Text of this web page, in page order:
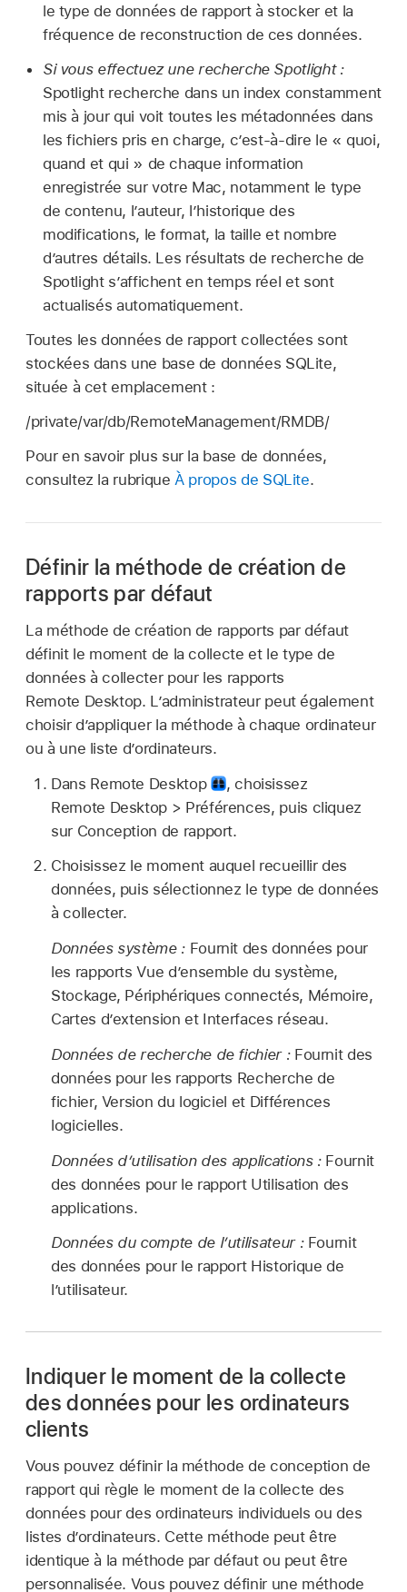
le type de données de rapport à stocker et la
fréquence de reconstruction de ces données.
Si vous effectuez une recherche Spotlight :
Spotlight recherche dans un index constamment
mis à jour qui voit toutes les métadonnées dans
les fichiers pris en charge, c’est-à-dire le « quoi,
quand et qui » de chaque information
enregistrée sur votre Mac, notamment le type
de contenu, l’auteur, l’historique des
modifications, le format, la taille et nombre
d’autres détails. Les résultats de recherche de
Spotlight s’affichent en temps réel et sont
actualisés automatiquement.
Toutes les données de rapport collectées sont
stockées dans une base de données SQLite,
située à cet emplacement :
/private/var/db/RemoteManagement/RMDB/
Pour en savoir plus sur la base de données,
consultez la rubriqueÀ propos de SQLite.
Définir la méthode de création de
rapports par défaut
La méthode de création de rapports par défaut
définit le moment de la collecte et le type de
données à collecter pour les rapports
Remote Desktop. L’administrateur peut également
choisir d’appliquer la méthode à chaque ordinateur
ou à une liste d’ordinateurs.
Dans Remote Desktop
, choisissez
Remote Desktop > Préférences, puis cliquez
sur Conception de rapport.
Choisissez le moment auquel recueillir des
données, puis sélectionnez le type de données
à collecter.
Données système :Fournit des données pour
les rapports Vue d’ensemble du système,
Stockage, Périphériques connectés, Mémoire,
Cartes d’extension et Interfaces réseau.
Données de recherche de fichier :Fournit des
données pour les rapports Recherche de
fichier, Version du logiciel et Différences
logicielles.
Données d’utilisation des applications :Fournit
des données pour le rapport Utilisation des
applications.
Données du compte de l’utilisateur :Fournit
des données pour le rapport Historique de
l’utilisateur.
Indiquer le moment de la collecte
des données pour les ordinateurs
clients
Vous pouvez définir la méthode de conception de
rapport qui règle le moment de la collecte des
données pour des ordinateurs individuels ou des
listes d’ordinateurs. Cette méthode peut être
identique à la méthode par défaut ou peut être
personnalisée. Vous pouvez définir une méthode